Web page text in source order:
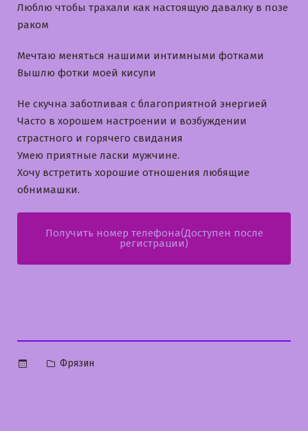
Люблю чтобы трахали как настоящую давалку в позе
раком
Мечтаю меняться нашими интимными фотками
Вышлю фотки моей кисули
Не скучна заботливая с благоприятной энергией
Часто в хорошем настроении и возбуждении
страстного и горячего свидания
Умею приятные ласки мужчине.
Хочу встретить хорошие отношения любящие
обнимашки.
Получить номер телефона(Доступен после
регистрации)
Опубликовано
Фрязин